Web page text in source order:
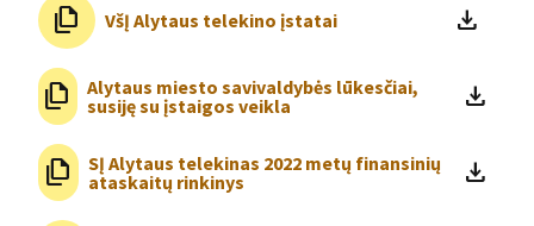
file_copy VšĮ Alytaus telekino įstatai file_download
file_copy
Alytaus miesto savivaldybės lūkesčiai,
susiję su įstaigos veikla
file_download
file_copy
SĮ Alytaus telekinas 2022 metų finansinių
ataskaitų rinkinys
file_download